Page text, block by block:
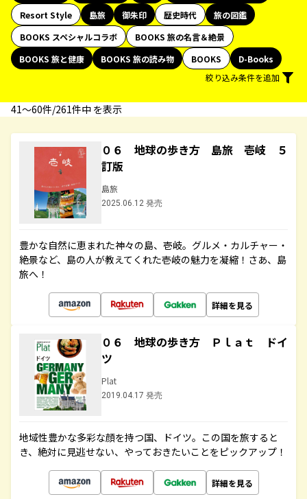
Resort Style
島旅 御朱印 歴史時代
旅の図鑑
BOOKS スペシャルコラボ
BOOKS 旅の名言＆絶景
BOOKS 旅と健康
BOOKS 旅の読み物 BOOKS
D-Books
絞り込み条件を追加
41〜60件/261件中 を表示
０６ 地球の歩き方 島旅 壱岐 ５
訂版
島旅
2025.06.12 発売
豊かな自然に恵まれた神々の島、壱岐。グルメ・カルチャー・
絶景など、島の人が教えてくれた壱岐の魅力を凝縮！さあ、島
旅へ！
詳細を見る
０６ 地球の歩き方 Ｐｌａｔ ドイ
ツ
Plat
2019.04.17 発売
地域性豊かな多彩な顔を持つ国、ドイツ。この国を旅すると
き、絶対に見逃せない、やっておきたいことをピックアップ！
詳細を見る